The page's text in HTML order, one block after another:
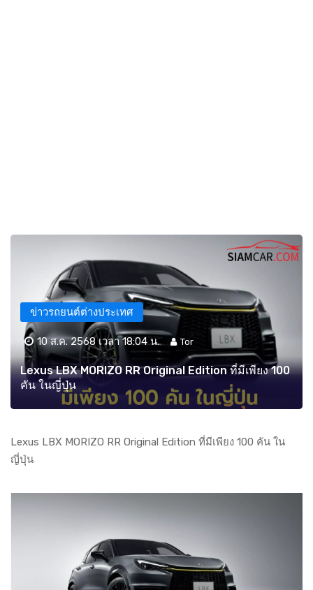
ข่าวรถยนต์ต่างประเทศ
10 ส.ค. 2568 เวลา 18:04 น. Tor
Lexus LBX MORIZO RR Original Edition ที่มีเพียง 100
คัน ในญี่ปุ่น
Lexus LBX MORIZO RR Original Edition ที่มีเพียง 100 คัน ใน
ญี่ปุ่น